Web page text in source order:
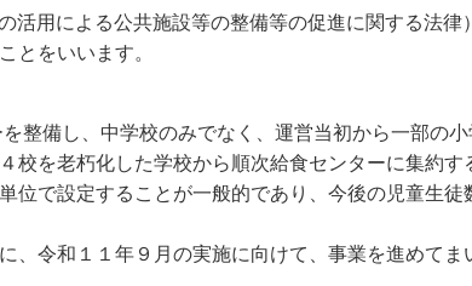
用による公共施設等の整備等の促進に関する法律
とをいいます。
備し、中学校のみでなく、運営当初から一部の
を老朽化した学校から順次給食センターに集約す
で設定することが一般的であり、今後の児童生
令和１１年９月の実施に向けて、事業を進めてま